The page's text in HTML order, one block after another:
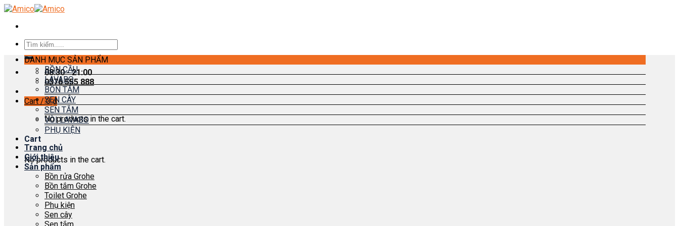
Skip
content
Search
for:
08:30 - 21:00
0376 555 888
Cart /0₫
No products in the cart.
Cart
No products in the cart.
DANH MỤC SẢN PHẨM
BỒN CẦU
LAVABO
BỒN TẮM
SEN CÂY
SEN TẮM
VÒI LAVABO
PHỤ KIỆN
Trang chủ
Giới thiệu
Sản phẩm
Bồn rửa Grohe
Bồn tắm Grohe
Toilet Grohe
Phụ kiện
Sen cây